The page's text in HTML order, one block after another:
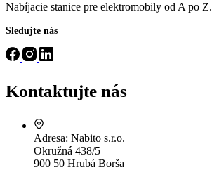
Nabíjacie stanice pre elektromobily od A po Z.
Sledujte nás
Kontaktujte nás
Adresa: Nabito s.r.o.
Okružná 438/5
900 50 Hrubá Borša